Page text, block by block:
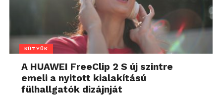
KÜTYÜK
A HUAWEI FreeClip 2 S új szintre
emeli a nyitott kialakítású
fülhallgatók dizájnját